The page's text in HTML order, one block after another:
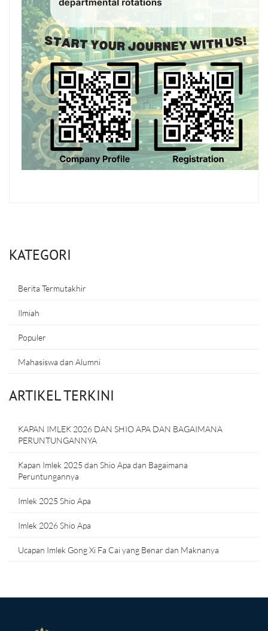
KATEGORI
Berita Termutakhir
Ilmiah
Populer
Mahasiswa dan Alumni
ARTIKEL TERKINI
KAPAN IMLEK 2026 DAN SHIO APA DAN BAGAIMANA
PERUNTUNGANNYA
Kapan Imlek 2025 dan Shio Apa dan Bagaimana
Peruntungannya
Imlek 2025 Shio Apa
Imlek 2026 Shio Apa
Ucapan Imlek Gong Xi Fa Cai yang Benar dan Maknanya